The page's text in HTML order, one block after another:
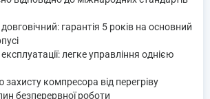
довговічний: гарантія 5 років на основний
легке управління однією
захисту компресора від перегріву
безперервної роботи